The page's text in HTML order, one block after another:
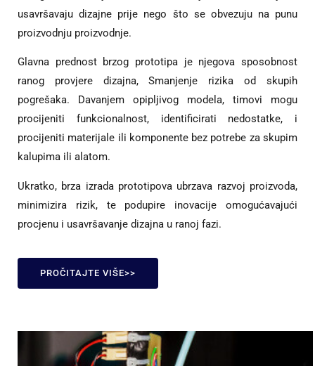
usavršavaju dizajne prije nego što se obvezuju na punu
proizvodnju proizvodnje.
Glavna prednost brzog prototipa je njegova sposobnost
ranog provjere dizajna, Smanjenje rizika od skupih
pogrešaka. Davanjem opipljivog modela, timovi mogu
procijeniti funkcionalnost, identificirati nedostatke, i
procijeniti materijale ili komponente bez potrebe za skupim
kalupima ili alatom.
Ukratko, brza izrada prototipova ubrzava razvoj proizvoda,
minimizira rizik, te podupire inovacije omogućavajući
procjenu i usavršavanje dizajna u ranoj fazi.
PROČITAJTE VIŠE>>